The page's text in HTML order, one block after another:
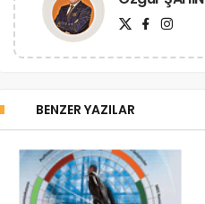
BENZER YAZILAR